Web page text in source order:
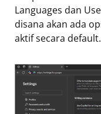
Languages dan
disana akan ada
aktif secara default.